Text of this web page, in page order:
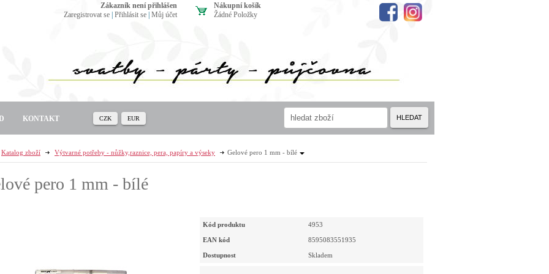
Katalog zboží Výtvarné potřeby - nůžky,raznice, pera, papíry a výseky Gelové pero 1 mm - bílé
pero 1 mm - bílé
Kód produktu 4953
EAN kód 8595083551935
Dostupnost Skladem
Nákupní košík
Žádné Položky
zákazník není přihlášen
Zaregistrovat se Přihlásit se Můj účet
KONTAKT CZK EUR HLEDAT